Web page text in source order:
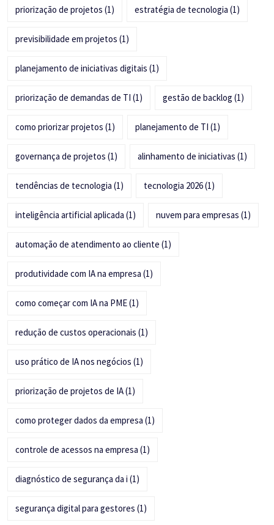
priorização de projetos (1) estratégia de tecnologia (1)
previsibilidade em projetos (1)
planejamento de iniciativas digitais (1)
priorização de demandas de TI (1) gestão de backlog (1)
como priorizar projetos (1) planejamento de TI (1)
governança de projetos (1) alinhamento de iniciativas (1)
tendências de tecnologia (1) tecnologia 2026(1)
inteligência artificial aplicada (1) nuvem para empresas (1)
automação de atendimento ao cliente (1)
produtividade com IA na empresa (1)
como começar com IA na PME(1)
redução de custos operacionais (1)
uso prático de IA nos negócios (1)
priorização de projetos de IA(1)
como proteger dados da empresa (1)
controle de acessos na empresa (1)
diagnóstico de segurança da i (1)
segurança digital para gestores (1)